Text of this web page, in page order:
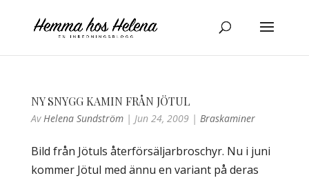
NY SNYGG KAMIN FRÅN JÖTUL
AvHelena Sundström| Jun 24, 2009| Braskaminer
Bild från Jötuls återförsäljarbroschyr. Nu i juni
kommer Jötul med ännu en variant på deras